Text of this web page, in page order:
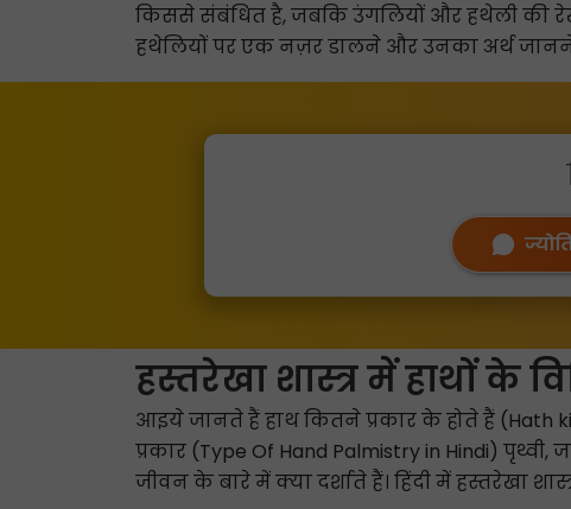
किससे संबंधित है, जबकि उंगलियों और हथेली की
हथेलियों पर एक नज़र डालने और उनका अर्थ
हस्तरेखा शास्त्र में हाथों के
आइये जानते हैं हाथ कितने प्रकार के होते हैं (Hath
प्रकार (Type Of Hand Palmistry in Hindi)
जीवन के बारे में क्या दर्शाते हैं। हिंदी में हस्तरेखा